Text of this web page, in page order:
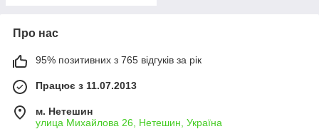
Про нас
95% позитивних з 765 відгуків за рік
Працює з 11.07.2013
м. Нетешин
улица Михайлова 26, Нетешин, Україна